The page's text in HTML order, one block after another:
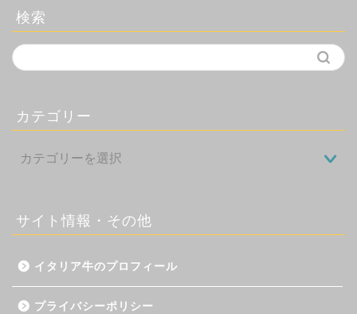
検索
カテゴリー
サイト情報・その他
イタリア牛のプロフィール
プライバシーポリシー